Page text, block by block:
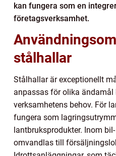
kan fungera som en
företagsverksamhet.
stålhallar
Stålhallar är exceptionellt
anpassas för olika ändamål
verksamhetens behov. För
fungera som
lantbruksprodukter. Inom
omvandlas till